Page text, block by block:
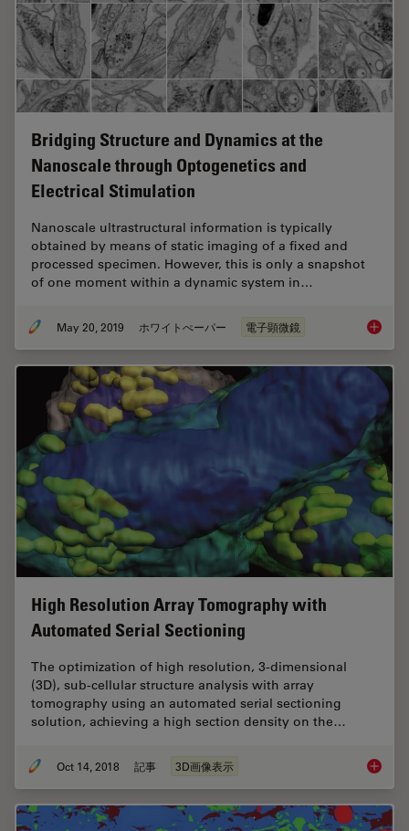
Bridging Structure and Dynamics at the
Nanoscale through Optogenetics and
Electrical Stimulation
Nanoscale ultrastructural information is typically
obtained by means of static imaging of a fixed and
processed specimen. However, this is only a snapshot
of one moment within a dynamic system in…
May 20, 2019 ホワイトぺーパー 電子顕微鏡
High Resolution Array Tomography with
Automated Serial Sectioning
The optimization of high resolution, 3-dimensional
(3D), sub-cellular structure analysis with array
tomography using an automated serial sectioning
solution, achieving a high section density on the…
Oct 14, 2018 記事 3D画像表示 High